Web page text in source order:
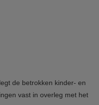
de betrokken kinder- en
vast in overleg met het